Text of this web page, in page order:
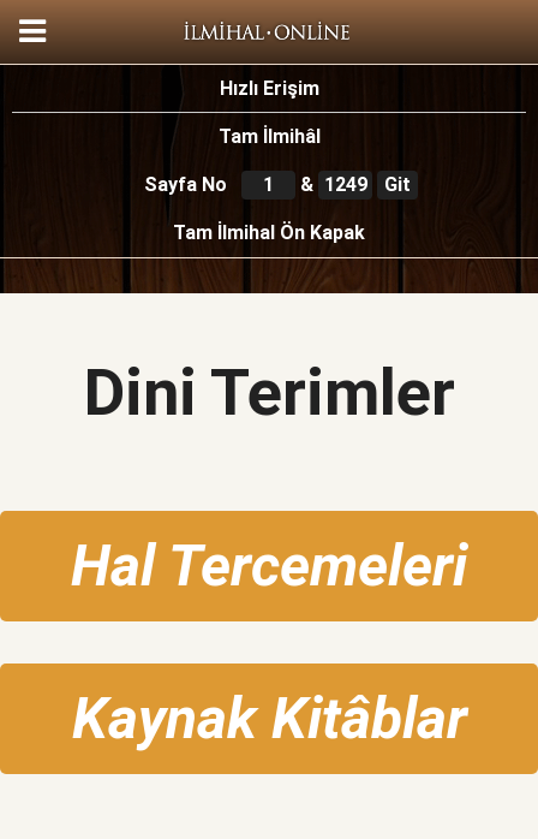
Hızlı Erişim
Sayfa No & 1249
Dini Terimler
Hal Tercemeleri
Kaynak Kitâblar